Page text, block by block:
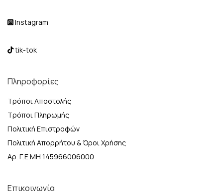
Instagram
tik-tok
Πληροφορίες
Τρόποι Αποστολής
Τρόποι Πληρωμής
Πολιτική Επιστροφών
Πολιτική Απορρήτου & Όροι Χρήσης
Αρ. Γ.Ε.ΜΗ 145966006000
Επικοινωνία